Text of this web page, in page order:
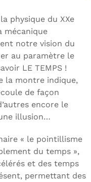
physique du XXe
mécanique
notre vision du
au paramètre le
LE TEMPS !
la montre indique,
de façon
encore le
illusion…
« le pointillisme
du temps »,
et des temps
permettant des